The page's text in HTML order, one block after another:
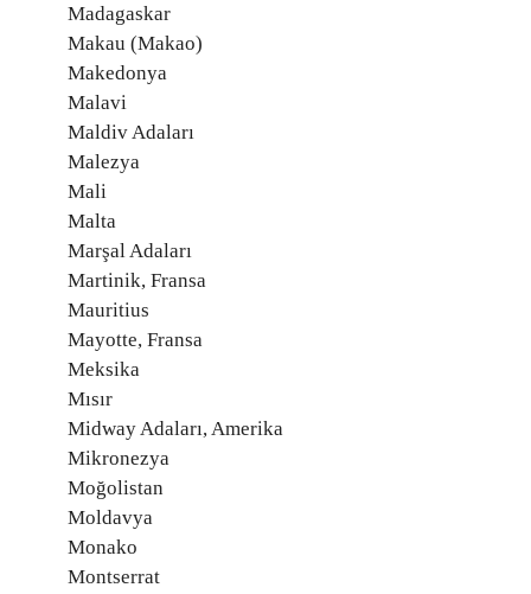
Madagaskar
Makau (Makao)
Makedonya
Malavi
Maldiv Adaları
Malezya
Mali
Malta
Marşal Adaları
Martinik, Fransa
Mauritius
Mayotte, Fransa
Meksika
Mısır
Midway Adaları, Amerika
Mikronezya
Moğolistan
Moldavya
Monako
Montserrat